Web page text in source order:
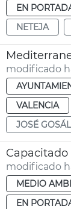
EN
NETEJA
modificado
VALENCIA
JOSÉ
modificado
MEDIO
EN